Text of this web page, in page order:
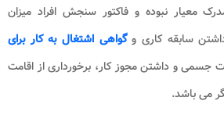
معیار نبوده و فاکتور سنجش افراد میزان
سابقه کاری وگواهی اشتغال به کار برای
جسمی و داشتن مجوز کار، برخورداری از اقامت
می باشد.